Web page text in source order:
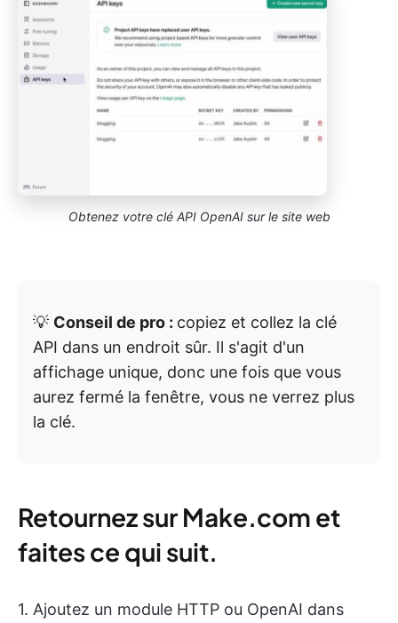
Obtenez votre clé API OpenAI sur le site web
💡 Conseil de pro : copiez et collez la clé
API dans un endroit sûr. Il s'agit d'un
affichage unique, donc une fois que vous
aurez fermé la fenêtre, vous ne verrez plus
la clé.
Retournez sur Make.com et
faites ce qui suit.
1. Ajoutez un module HTTP ou OpenAI dans